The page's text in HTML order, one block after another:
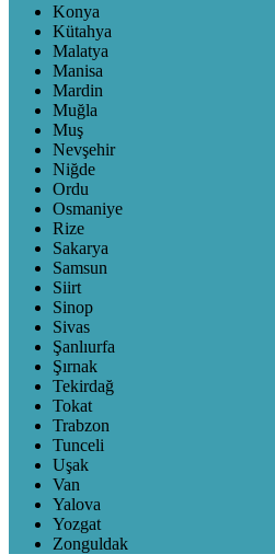
Konya
Kütahya
Malatya
Manisa
Mardin
Muğla
Muş
Nevşehir
Niğde
Ordu
Osmaniye
Rize
Sakarya
Samsun
Siirt
Sinop
Sivas
Şanlıurfa
Şırnak
Tekirdağ
Tokat
Trabzon
Tunceli
Uşak
Van
Yalova
Yozgat
Zonguldak